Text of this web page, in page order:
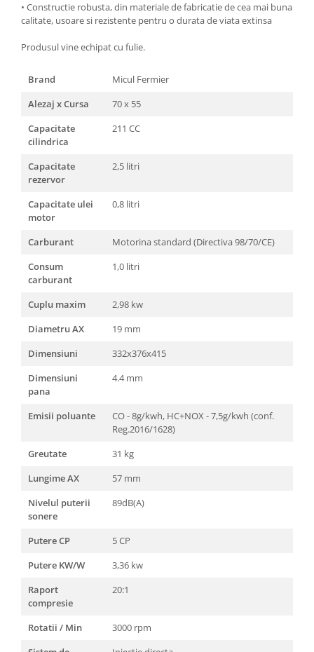
Magneti de frigider
Masini tocat carne electrice
Mixere
Oale sub presiune
Pahare / Sticle cu Pai / Cani termos
Palnii
Storcatoare
Tavi copt
Tigai
Ustensile de bucatarie
Auto
Stații încărcare vehicule electrice
Anvelope auto
Compresoare auto si pompe
Cricuri
Modulatoare FM
Pompe de transfer
Craciun
Accesorii si componente craciun
Beteala si ghirlande Craciun
Brazi de Craciun
interioare
Figurine muzicale
Figurine si decoratiuni Craciun
Masini de taiat placi ceramice
Truse, seturi si alte scule de mana
Scule multifunctionale
• Constructie robusta, din materiale de fabricatie de cea mai buna
calitate, usoare si rezistente pentru o durata de viata extinsa
Produsul vine echipat cu fulie.
Brand
Micul Fermier
Alezaj x Cursa
70 x 55
Capacitate
cilindrica
211 CC
Capacitate
rezervor
2,5 litri
Capacitate ulei
motor
0,8 litri
Carburant
Motorina standard (Directiva 98/70/CE)
Consum
carburant
1,0 litri
Cuplu maxim
2,98 kw
Diametru AX
19 mm
Dimensiuni
332x376x415
Dimensiuni
pana
4.4 mm
Emisii poluante
CO - 8g/kwh, HC+NOX - 7,5g/kwh (conf.
Reg.2016/1628)
Greutate
31 kg
Lungime AX
57 mm
Nivelul puterii
sonere
89dB(A)
Putere CP
5 CP
Putere KW/W
3,36 kw
Raport
compresie
20:1
Rotatii / Min
3000 rpm